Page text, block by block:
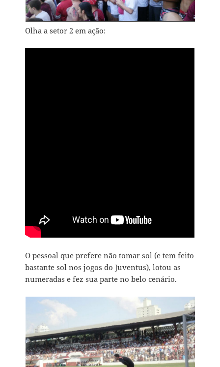
Olha a setor 2 em ação:
O pessoal que prefere não tomar sol (e tem feito
bastante sol nos jogos do Juventus), lotou as
numeradas e fez sua parte no belo cenário.